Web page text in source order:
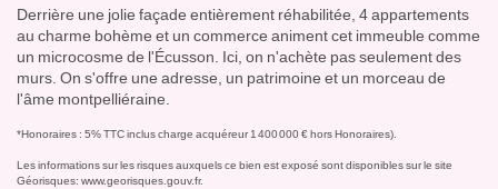
Derrière une jolie façade entièrement réhabilitée, 4 appartements
au charme bohème et un commerce animent cet immeuble comme
un microcosme de l'Écusson. Ici, on n'achète pas seulement des
murs. On s'offre une adresse, un patrimoine et un morceau de
l'âme montpelliéraine.
*Honoraires : 5% TTC inclus charge acquéreur 1 400 000 € hors Honoraires).
Les informations sur les risques auxquels ce bien est exposé sont disponibles sur le site
Géorisques: www.georisques.gouv.fr.